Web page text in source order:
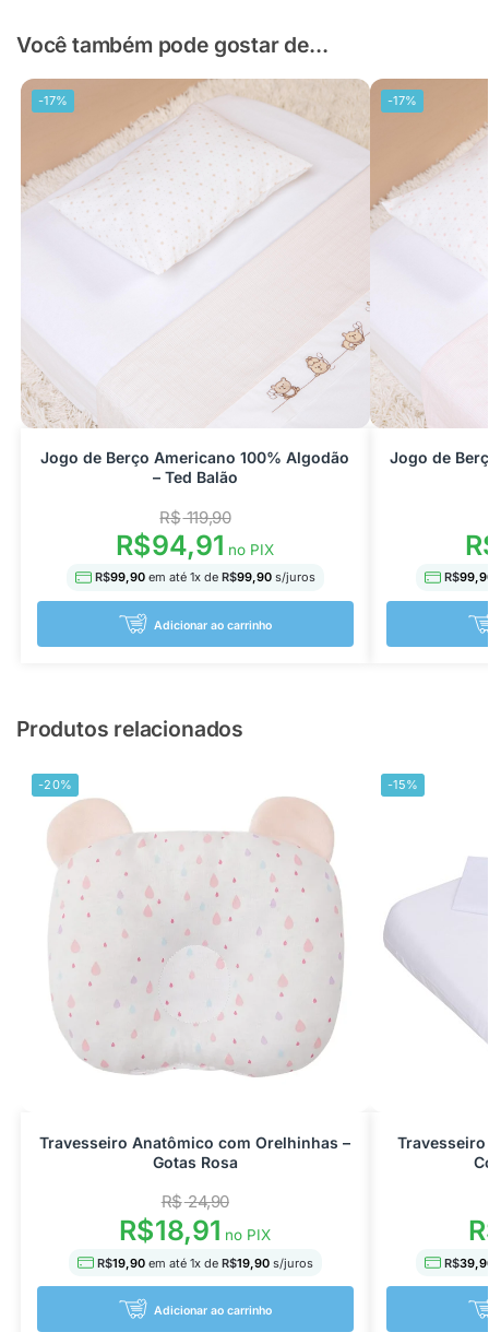
Você também pode gostar de...
-17%
Jogo de Berço Americano 100% Algodão
– Ted Balão
R$119,90
R$94,91 no PIX
R$99,90 em até 1x de R$99,90s/juros
Adicionar ao carrinho
-17%
Jogo de
R$
Produtos relacionados
-20%
Travesseiro Anatômico com Orelhinhas –
Gotas Rosa
R$24,90
R$18,91 no PIX
R$19,90 em até 1x de R$19,90s/juros
Adicionar ao carrinho
-15%
R$